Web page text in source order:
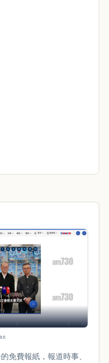
免費報紙，報道時事、